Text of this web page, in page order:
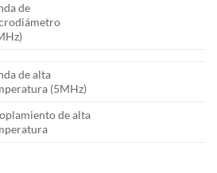
de
de alta
(5MHz)
de alta